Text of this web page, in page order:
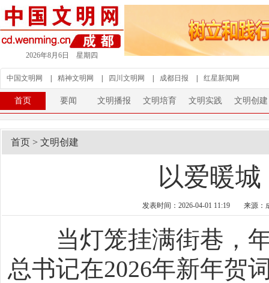
2026年8月6日 星期四
中国文明网 精神文明网 四川文明网 成都日报 红星新闻网
首页 要闻 文明播报 文明培育 文明实践 文明创建
首页 > 文明创建
以爱暖
发表时间：2026-04-01 11:19 来源：
当灯笼挂满街巷，年
总书记在2026年新年贺